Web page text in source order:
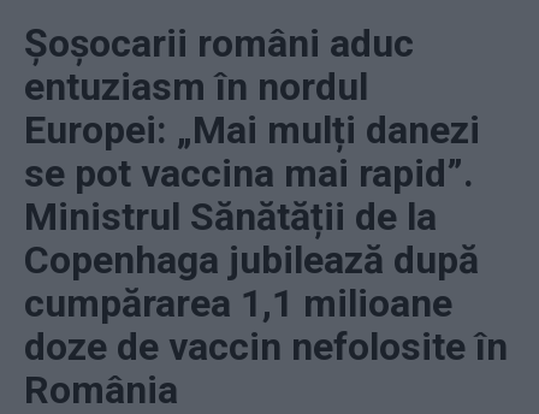
Șoșocarii români aduc
entuziasm în nordul
Europei: „Mai mulți danezi
se pot vaccina mai rapid”.
Ministrul Sănătății de la
Copenhaga jubilează după
cumpărarea 1,1 milioane
doze de vaccin nefolosite în
România